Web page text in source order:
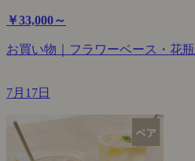
￥33,000～
お買い物｜フラワーベース・花瓶
7月17日